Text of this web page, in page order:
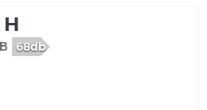
H
68db